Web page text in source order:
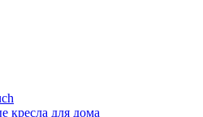
кресла для дома